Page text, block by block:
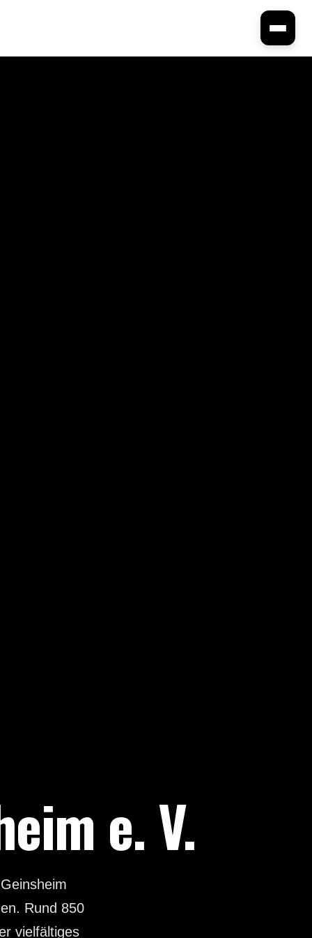
e. V.
Rund 850
vielfältiges